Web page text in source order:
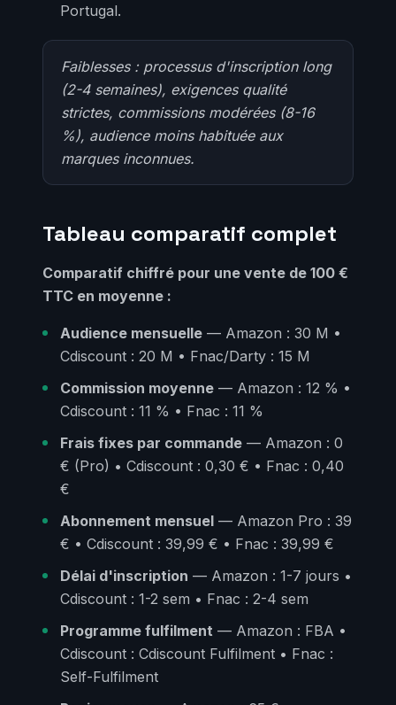
Portugal.
Faiblesses : processus d'inscription long
(2-4 semaines), exigences qualité
strictes, commissions modérées (8-16
%), audience moins habituée aux
marques inconnues.
Tableau comparatif complet
Comparatif chiffré pour une vente de 100 €
TTC en moyenne :
Audience mensuelle — Amazon : 30 M •
Cdiscount : 20 M • Fnac/Darty : 15 M
Commission moyenne — Amazon : 12 % •
Cdiscount : 11 % • Fnac : 11 %
Frais fixes par commande — Amazon : 0
€ (Pro) • Cdiscount : 0,30 € • Fnac : 0,40
€
Abonnement mensuel — Amazon Pro : 39
€ • Cdiscount : 39,99 € • Fnac : 39,99 €
Délai d'inscription — Amazon : 1-7 jours •
Cdiscount : 1-2 sem • Fnac : 2-4 sem
Programme fulfilment — Amazon : FBA •
Cdiscount : Cdiscount Fulfilment • Fnac :
Self-Fulfilment